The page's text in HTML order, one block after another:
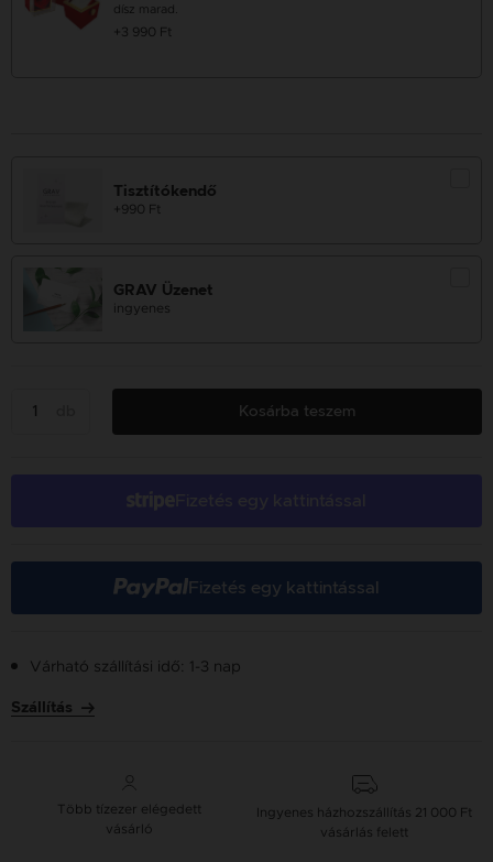
dísz marad.
+3 990 Ft
Tisztítókendő
+990 Ft
GRAV Üzenet
ingyenes
Kosárba teszem
Fizetés egy kattintással
Várható szállítási idő: 1-3 nap
Szállítás
Több tízezer elégedett
vásárló
Ingyenes házhozszállítás 21 000 Ft
vásárlás felett